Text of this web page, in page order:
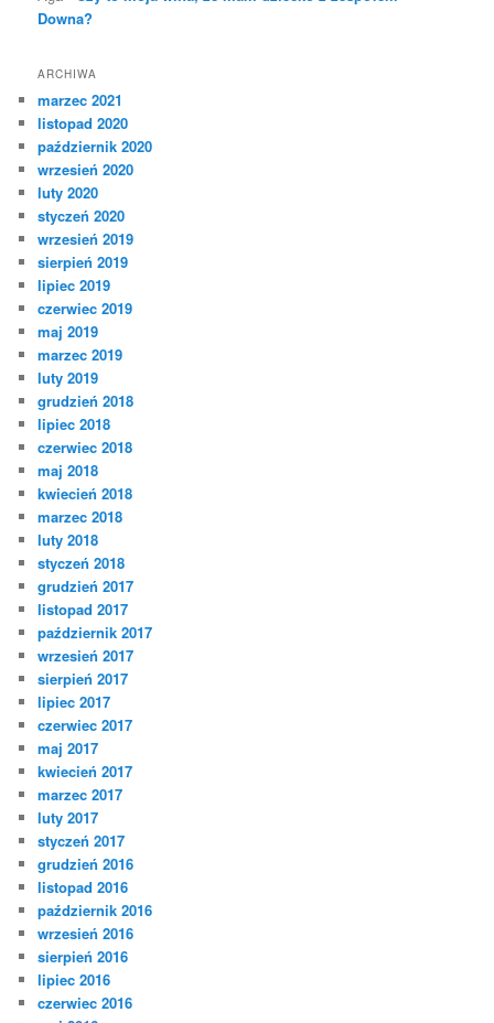
Downa?
ARCHIWA
marzec 2021
listopad 2020
październik 2020
wrzesień 2020
luty 2020
styczeń 2020
wrzesień 2019
sierpień 2019
lipiec 2019
czerwiec 2019
maj 2019
marzec 2019
luty 2019
grudzień 2018
lipiec 2018
czerwiec 2018
maj 2018
kwiecień 2018
marzec 2018
luty 2018
styczeń 2018
grudzień 2017
listopad 2017
październik 2017
wrzesień 2017
sierpień 2017
lipiec 2017
czerwiec 2017
maj 2017
kwiecień 2017
marzec 2017
luty 2017
styczeń 2017
grudzień 2016
listopad 2016
październik 2016
wrzesień 2016
sierpień 2016
lipiec 2016
czerwiec 2016